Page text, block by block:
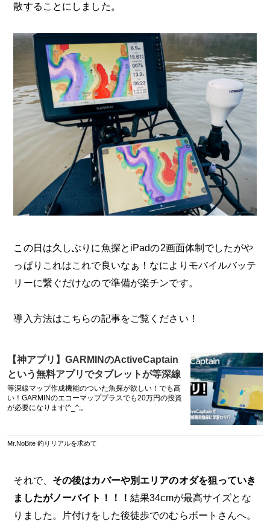
散することにしました。
この日は久しぶりに魚探とiPadの2画面体制でしたがや
っぱりこれはこれで良いなぁ！なによりモバイルバッテ
リーに繋ぐだけなので準備が楽チンです。
導入方法はこちらの記事をご覧ください！
【神アプリ】GARMINのActiveCaptain
という無料アプリでタブレットが等深線
専用魚探に早変わり!? – Mr.NoBite 釣り
リアルを求めて
等深線マップ作成機能のついた魚探が欲しい！でも高
い！GARMINのエコーマッププラスでも20万円の投資
が必要になります(^_^;。
Mr.NoBite 釣りリアルを求めて
それで、 その後はカバーや別エリアのオダを狙っていき
ましたがノーバイト！！！ 結果34cmが最高サイズとな
りました。片付けをした後徒歩でのむらボートさんへ。